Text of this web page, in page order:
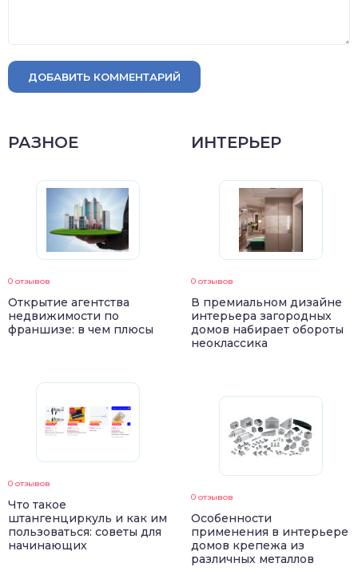
ДОБАВИТЬ КОММЕНТАРИЙ
РАЗНОЕ
0 отзывов
Открытие агентства
недвижимости по
франшизе: в чем плюсы
0 отзывов
Что такое
штангенциркуль и как им
пользоваться: советы для
начинающих
ИНТЕРЬЕР
0 отзывов
В премиальном дизайне
интерьера загородных
домов набирает обороты
неоклассика
0 отзывов
Особенности
применения в интерьере
домов крепежа из
различных металлов